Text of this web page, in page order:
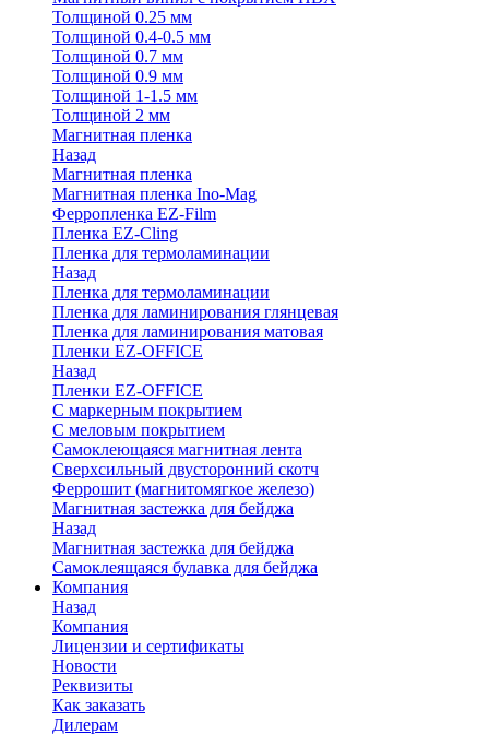
Толщиной 0.25 мм
Толщиной 0.4-0.5 мм
Толщиной 0.7 мм
Толщиной 0.9 мм
Толщиной 1-1.5 мм
Толщиной 2 мм
Магнитная пленка
Назад
Магнитная пленка
Магнитная пленка Ino-Mag
Ферропленка EZ-Film
Пленка EZ-Cling
Пленка для термоламинации
Назад
Пленка для термоламинации
Пленка для ламинирования глянцевая
Пленка для ламинирования матовая
Пленки EZ-OFFICE
Назад
Пленки EZ-OFFICE
С маркерным покрытием
С меловым покрытием
Самоклеющаяся магнитная лента
Сверхсильный двусторонний скотч
Феррошит (магнитомягкое железо)
Магнитная застежка для бейджа
Назад
Магнитная застежка для бейджа
Самоклеящаяся булавка для бейджа
Компания
Назад
Компания
Лицензии и сертификаты
Новости
Реквизиты
Как заказать
Дилерам